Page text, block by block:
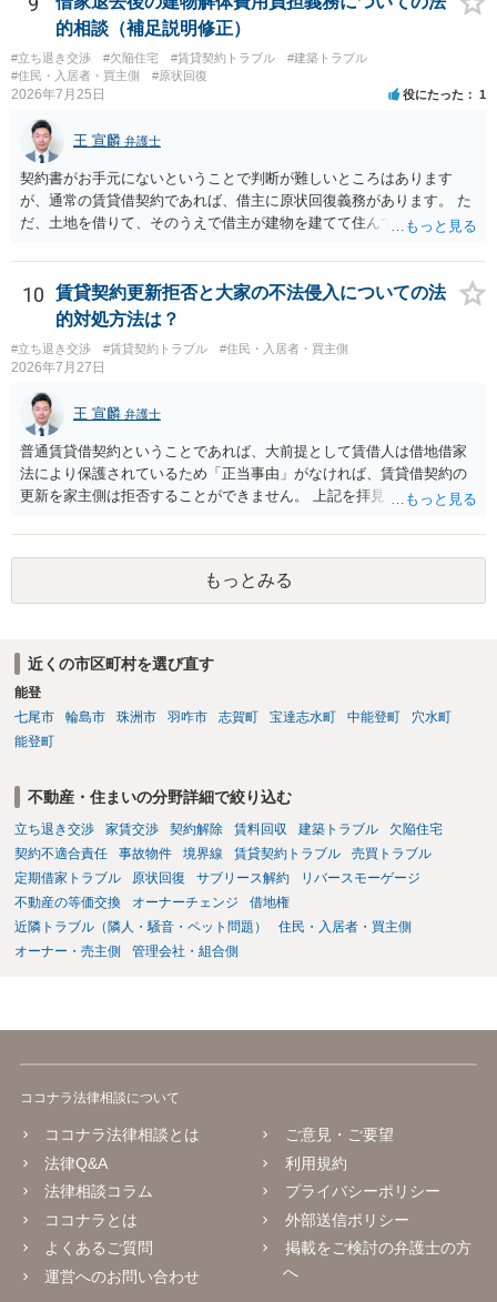
成することが重要です。 契約書では、更新条項・解除条項・期間の定
め・定期借家に関する記載の有無、これまでの更新時の合意内容
（「今回で最後」などの文言）が、借主不利な特約として無効になり
得るかどうかも含めて検討ポイントになりますので、署名押印前に内
容を十分に確認し、不明点は弁護士に相談することをおすすめしま
す。
するのが良いと思います。またその方法で進めた方が、連帯保証人で
あるお知り合いさんにとっても、自身の経済的負担を最小限に食い止
められるため望ましいやり方だといえます。
的相談（補足説明修正）
#立ち退き交渉 #欠陥住宅 #賃貸契約トラブル
#建築トラブル
#住民・入居者・買主側
#原状回復
2026年7月25日 役にたった 1
王 宣麟 弁護士
契約書がお手元にないということで判断が難しいところはあります
が、通常の賃貸借契約であれば、借主に原状回復義務があります。 た
だ、土地を借りて、そのうえで借主が建物を建てて住んでいたケース
であれば、建物を収去して土地を明渡す義務は原則生じないはずで
す。 その後、建物を平屋に立て替えた場合であっても、貸主の承諾を
得ているのであれば、単純に費用を捻出した側に平屋の所有権が帰属
する、という話になるわけでもないように思います。 そのため、現
状、解体費用を負担することが明確な案件ではないため、まずは相手
に請求の根拠（なぜ当方が平屋の解体費用を負担しなければならない
のか）を確認されてみてはいかがでしょうか。
10
賃貸契約更新拒否と大家の不法侵入についての法
的対処方法は？
#立ち退き交渉 #賃貸契約トラブル #住民・入居者・買主側
2026年7月27日
王 宣麟 弁護士
普通賃貸借契約ということであれば、大前提として賃借人は借地借家
法により保護されているため「正当事由」がなければ、賃貸借契約の
更新を家主側は拒否することができません。 上記を拝見する限り、通
定期確認させてもらないこと」が直ちに正当事由に当たるとは思えま
せんので、更新拒絶を拒否される方向性でよろしいかと存じます。 そ
の交渉の中で、一定の金銭をもらえれば退去には応じる旨交渉をして
みるのはいかがでしょうか。 過去に賃借人の許可なく無断で賃貸人が
のも一つでしょう。
もっとみる
近くの市区町村を選び直す
能登
七尾市
輪島市 珠洲市 羽咋市 志賀町 宝達志水町 中能登町
穴水町
能登町
不動産・住まいの分野詳細で絞り込む
立ち退き交渉 家賃交渉 契約解除 賃料回収 建築トラブル
欠陥住宅
契約不適合責任
事故物件 境界線 賃貸契約トラブル
売買トラブル
定期借家トラブル
原状回復 サブリース解約
リバースモーゲージ
不動産の等価交換
オーナーチェンジ
借地権
近隣トラブル（隣人・騒音・ペット問題）
住民・入居者・買主側
オーナー・売主側
管理会社・組合側
ココナラ法律相談について
ココナラ法律相談とは
法律Q&A
法律相談コラム
ココナラとは
よくあるご質問
運営へのお問い合わせ
ご意見・ご要望
利用規約
プライバシーポリシー
外部送信ポリシー
掲載をご検討の弁護士の方
へ